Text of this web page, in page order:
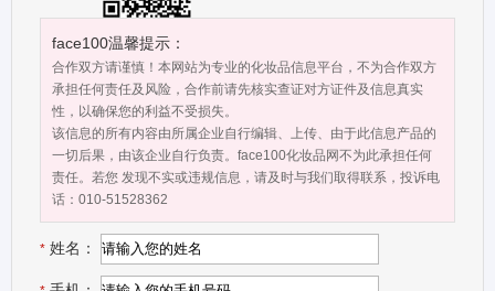
美姿），开辟了一条以"绿色.科技.健康"为理念的品牌发展路线。 为确
保雅美姿品牌化妆品品质的领先水平,公司与亚太地区多个护肤研究中
心共同钻研肌肤生命科学。并得到美国多家科研机构的技术支持,将具
深远文化的东方养身哲学与西方尖端科技融为一体，全新推出"护
肤"、 "彩妆"及"香水"等多个品类的系列产品。让具有革命性突破的"全
植物活性"化妆品及"人性化、个性化的绿色健康"美肌理念，为都市女
性带来全新的精致生活享受。 公司长期关注市场变革，注重科技进步
及人才建设，在市场管理中导入国际先进的市场营销模式，坚持"以质
量决胜市场、以服务带动市场"的市场理念，"诚信铸就品牌、服务编
造未来"的企业宗旨，不断开拓雅美姿品牌销售的新领域。其卓越的产
品质量、专业的营销队伍、强大的技术后盾、完善的售后服务及环保
face100温馨提示：
合作双方请谨慎！本网站为专业的化妆品信息平台，不为合作双方
承担任何责任及风险，合作前请先核实查证对方证件及信息真实
性，以确保您的利益不受损失。
该信息的所有内容由所属企业自行编辑、上传、由于此信息产品的
一切后果，由该企业自行负责。face100化妆品网不为此承担任何
责任。若您 发现不实或违规信息，请及时与我们取得联系，投诉电
话：010-51528362
* 姓名：